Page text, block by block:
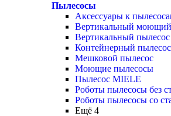
Пылесосы
Аксессуары к
Вертикальный
Вертикальный пылесос
Контейнерный пылесос
Мешковой пылесос
Моющие пылесосы
Пылесос MIELE
Роботы пылесосы без
Роботы пылесосы со
Ещё 4